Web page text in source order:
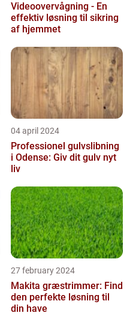
Videoovervågning - En
effektiv løsning til sikring
af hjemmet
04 april 2024
Professionel gulvslibning
i Odense: Giv dit gulv nyt
liv
27 february 2024
Makita græstrimmer: Find
den perfekte løsning til
din have